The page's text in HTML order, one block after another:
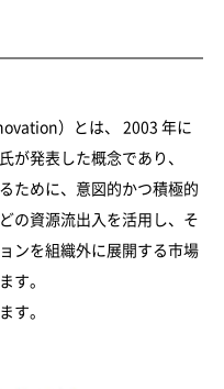
）とは、 2003 年に
が発表した概念であり、
ために、意図的かつ積極的
の資源流出入を活用し、そ
ンを組織外に展開する市場
す。
す。